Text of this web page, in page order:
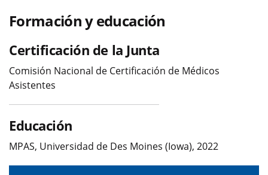
Formación y educación
Certificación de la Junta
Comisión Nacional de Certificación de Médicos
Asistentes
Educación
MPAS, Universidad de Des Moines (Iowa), 2022